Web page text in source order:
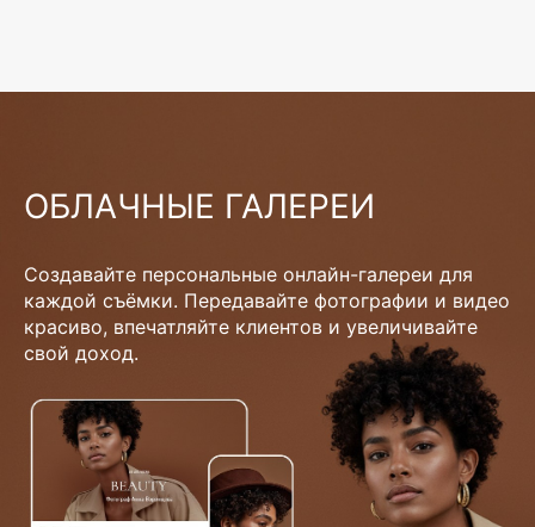
ОБЛАЧНЫЕ ГАЛЕРЕИ
Создавайте персональные онлайн-галереи для
каждой съёмки. Передавайте фотографии и видео
красиво, впечатляйте клиентов и увеличивайте
свой доход.